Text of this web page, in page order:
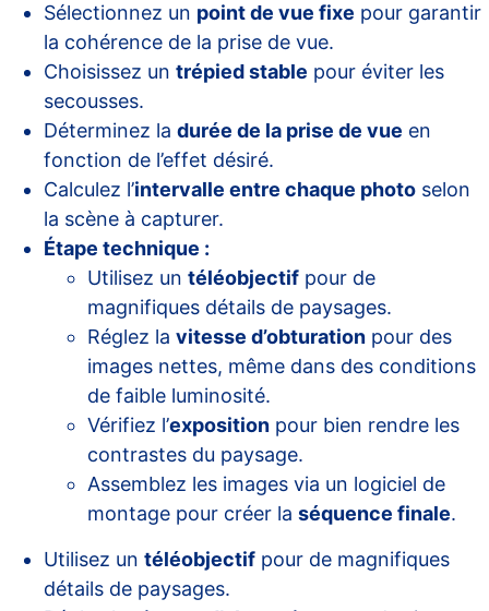
Sélectionnez un point de vue fixe pour garantir
la cohérence de la prise de vue.
Choisissez un trépied stable pour éviter les
secousses.
Déterminez la durée de la prise de vue en
fonction de l’effet désiré.
Calculez l’intervalle entre chaque photo selon
la scène à capturer.
Étape technique :
Utilisez un téléobjectif pour de
magnifiques détails de paysages.
Réglez la vitesse d’obturation pour des
images nettes, même dans des conditions
de faible luminosité.
Vérifiez l’exposition pour bien rendre les
contrastes du paysage.
Assemblez les images via un logiciel de
montage pour créer la séquence finale.
Utilisez un téléobjectif pour de magnifiques
détails de paysages.